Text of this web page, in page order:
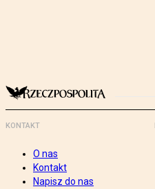
KONTAKT
O nas
Kontakt
Napisz do nas